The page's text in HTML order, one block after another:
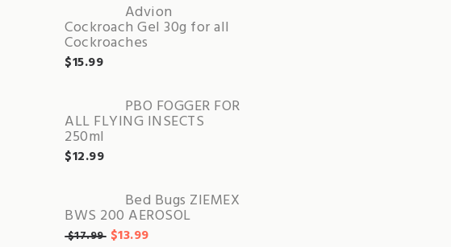
Advion
Cockroach Gel 30g for all
Cockroaches
$15.99
PBO FOGGER FOR
ALL FLYING INSECTS
250ml
$12.99
Bed Bugs ZIEMEX
BWS 200 AEROSOL
$17.99 $13.99